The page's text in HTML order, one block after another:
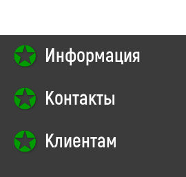
Информация
Контакты
Клиентам